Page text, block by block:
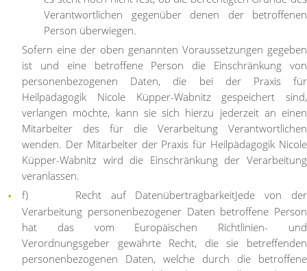
Verantwortlichen gegenüber denen der betroffenen
Person überwiegen.
Sofern eine der oben genannten Voraussetzungen gegeben
ist und eine betroffene Person die Einschränkung von
personenbezogenen Daten, die bei der Praxis für
Heilpädagogik Nicole Küpper-Wabnitz gespeichert sind,
verlangen möchte, kann sie sich hierzu jederzeit an einen
Mitarbeiter des für die Verarbeitung Verantwortlichen
wenden. Der Mitarbeiter der Praxis für Heilpädagogik Nicole
Küpper-Wabnitz wird die Einschränkung der Verarbeitung
veranlassen.
f) Recht auf DatenübertragbarkeitJede von der
Verarbeitung personenbezogener Daten betroffene Person
hat das vom Europäischen Richtlinien- und
Verordnungsgeber gewährte Recht, die sie betreffenden
personenbezogenen Daten, welche durch die betroffene